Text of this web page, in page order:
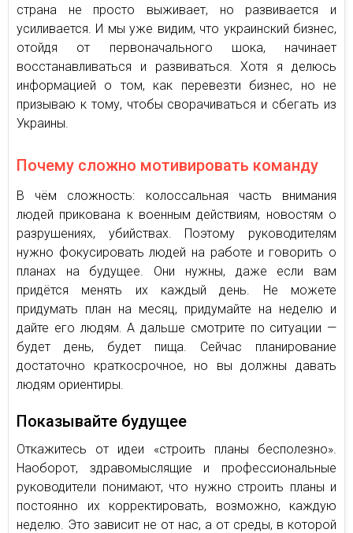
страна не просто выживает, но развивается и
усиливается. И мы уже видим, что украинский бизнес,
отойдя от первоначального шока, начинает
восстанавливаться и развиваться. Хотя я делюсь
информацией о том, как перевезти бизнес, но не
призываю к тому, чтобы сворачиваться и сбегать из
Украины.
Почему сложно мотивировать команду
В чём сложность: колоссальная часть внимания
людей прикована к военным действиям, новостям о
разрушениях, убийствах. Поэтому руководителям
нужно фокусировать людей на работе и говорить о
планах на будущее. Они нужны, даже если вам
придётся менять их каждый день. Не можете
придумать план на месяц, придумайте на неделю и
дайте его людям. А дальше смотрите по ситуации —
будет день, будет пища. Сейчас планирование
достаточно краткосрочное, но вы должны давать
людям ориентиры.
Показывайте будущее
Откажитесь от идеи «строить планы бесполезно».
Наоборот, здравомыслящие и профессиональные
руководители понимают, что нужно строить планы и
постоянно их корректировать, возможно, каждую
неделю. Это зависит не от нас, а от среды, в которой